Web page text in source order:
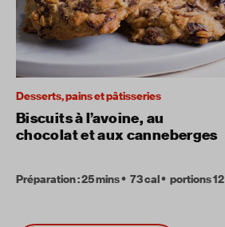
Desserts, pains et pâtisseries
Biscuits à l’avoine, au
chocolat et aux canneberges
Préparation : 25 mins 73 cal portions 12